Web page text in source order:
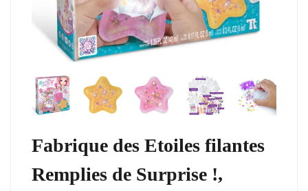
Fabrique des Etoiles filantes
Remplies de Surprise !,